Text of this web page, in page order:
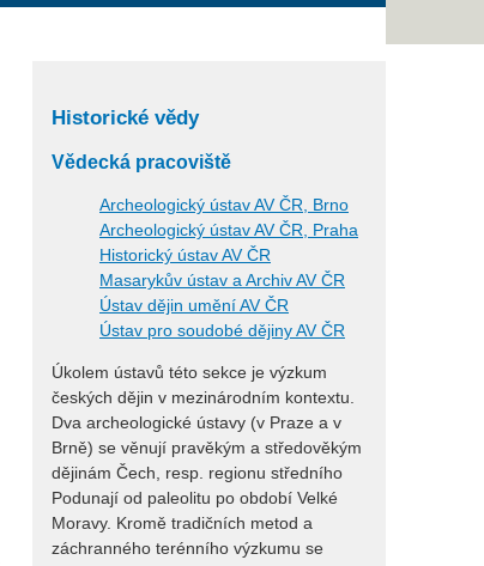
Historické vědy
Vědecká pracoviště
Archeologický ústav AV ČR, Brno
Archeologický ústav AV ČR, Praha
Historický ústav AV ČR
Masarykův ústav a Archiv AV ČR
Ústav dějin umění AV ČR
Ústav pro soudobé dějiny AV ČR
Úkolem ústavů této sekce je výzkum
českých dějin v mezinárodním kontextu.
Dva archeologické ústavy (v Praze a v
Brně) se věnují pravěkým a středověkým
dějinám Čech, resp. regionu středního
Podunají od paleolitu po období Velké
Moravy. Kromě tradičních metod a
záchranného terénního výzkumu se